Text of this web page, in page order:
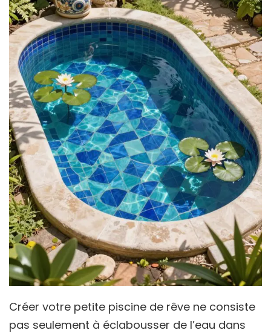
Créer votre petite piscine de rêve ne consiste
pas seulement à éclabousser de l’eau dans